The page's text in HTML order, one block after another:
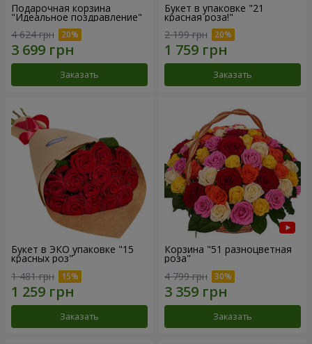
Подарочная корзина
"Идеальное поздравление"
4 624 грн
Заказать
Букет в упаковке "21
красная роза!"
2 199 грн
Заказать
Букет в ЭКО упаковке "15
красных роз"
1 481 грн
Заказать
Корзина "51 разноцветная
роза"
4 799 грн
Заказать